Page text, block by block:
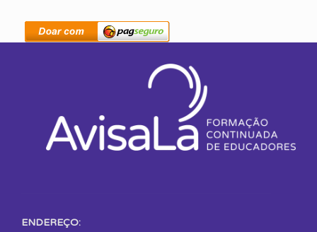
ENDEREÇO: